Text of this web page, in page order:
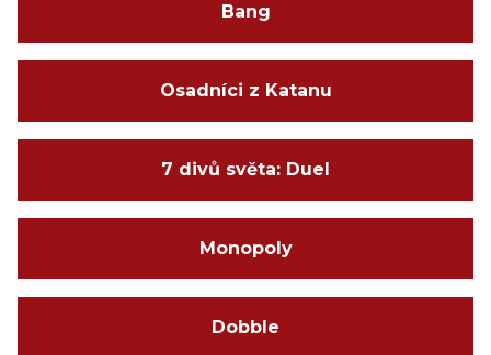
Bang
Osadníci z Katanu
7 divů světa: Duel
Monopoly
Dobble